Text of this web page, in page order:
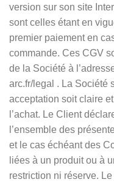
version sur son site
sont celles étant en
premier paiement en
commande. Ces CGV
de la Société à
arc.fr/legal . La Société
acceptation soit claire
l’achat. Le Client
l’ensemble des
et le cas échéant des
liées à un produit ou à
restriction ni réserve.